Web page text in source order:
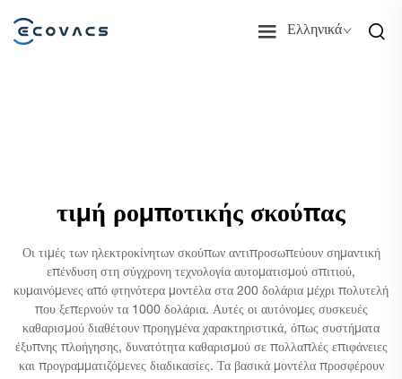
Ελληνικά
τιμή ρομποτικής σκούπας
Οι τιμές των ηλεκτροκίνητων σκούπων αντιπροσωπεύουν σημαντική
επένδυση στη σύγχρονη τεχνολογία αυτοματισμού σπιτιού,
κυμαινόμενες από φτηνότερα μοντέλα στα 200 δολάρια μέχρι πολυτελή
που ξεπερνούν τα 1000 δολάρια. Αυτές οι αυτόνομες συσκευές
καθαρισμού διαθέτουν προηγμένα χαρακτηριστικά, όπως συστήματα
έξυπνης πλοήγησης, δυνατότητα καθαρισμού σε πολλαπλές επιφάνειες
και προγραμματιζόμενες διαδικασίες. Τα βασικά μοντέλα προσφέρουν